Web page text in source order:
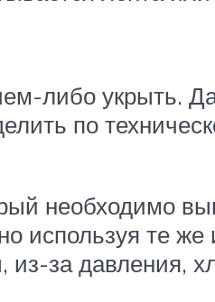
либо укрыть.
по
необходимо
используя те же
из-за давления,